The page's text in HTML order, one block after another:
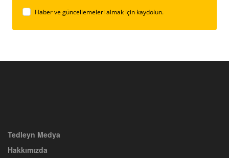
Haber ve güncellemeleri almak için kaydolun.
Tedleyn Medya
Hakkımızda